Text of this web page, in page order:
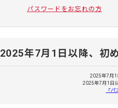
パスワードをお忘れの方
2025年7月1日以降、初
2025年7月1
2025年7月1日
「